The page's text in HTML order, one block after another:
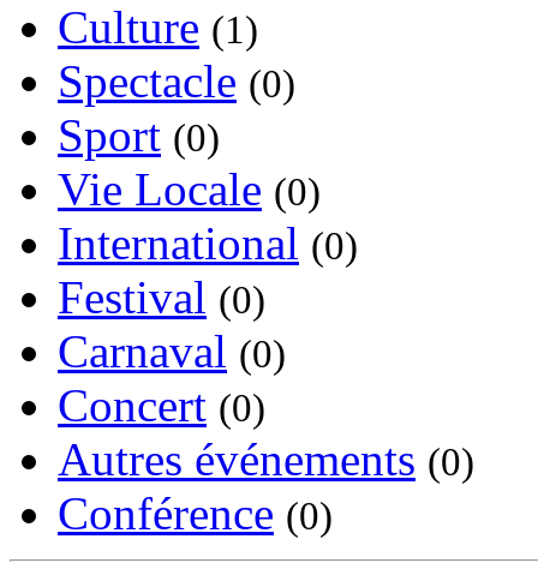
Culture (1)
Spectacle (0)
Sport (0)
Vie Locale (0)
International (0)
Festival (0)
Carnaval (0)
Concert (0)
Autres événements (0)
Conférence (0)